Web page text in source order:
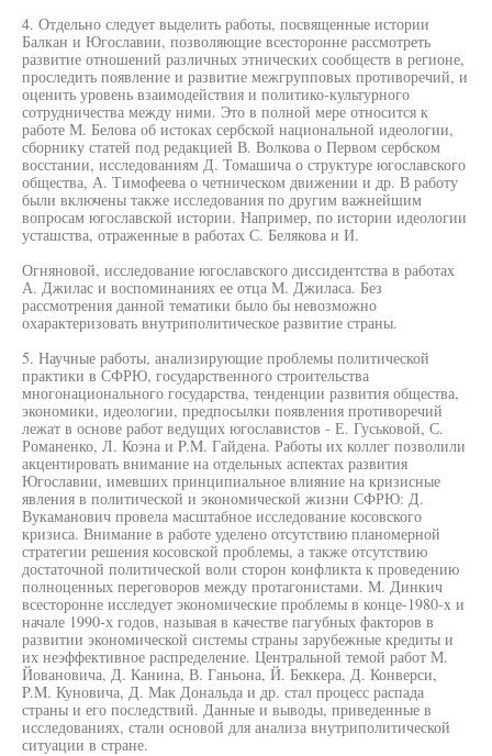
4. Отдельно следует выделить работы, посвященные истории
Балкан и Югославии, позволяющие всесторонне рассмотреть
развитие отношений различных этнических сообществ в регионе,
проследить появление и развитие межгрупповых противоречий, и
оценить уровень взаимодействия и политико-культурного
сотрудничества между ними. Это в полной мере относится к
работе М. Белова об истоках сербской национальной идеологии,
сборнику статей под редакцией В. Волкова о Первом сербском
восстании, исследованиям Д. Томашича о структуре югославского
общества, А. Тимофеева о четническом движении и др. В работу
были включены также исследования по другим важнейшим
вопросам югославской истории. Например, по истории идеологии
усташства, отраженные в работах С. Белякова и И.
Огняновой, исследование югославского диссидентства в работах
А. Джилас и воспоминаниях ее отца М. Джиласа. Без
рассмотрения данной тематики было бы невозможно
охарактеризовать внутриполитическое развитие страны.
5. Научные работы, анализирующие проблемы политической
практики в СФРЮ, государственного строительства
многонационального государства, тенденции развития общества,
экономики, идеологии, предпосылки появления противоречий
лежат в основе работ ведущих югославистов - Е. Гуськовой, С.
Романенко, Л. Коэна и P.M. Гайдена. Работы их коллег позволили
акцентировать внимание на отдельных аспектах развития
Югославии, имевших принципиальное влияние на кризисные
явления в политической и экономической жизни СФРЮ: Д.
Вукаманович провела масштабное исследование косовского
кризиса. Внимание в работе уделено отсутствию планомерной
стратегии решения косовской проблемы, а также отсутствию
достаточной политической воли сторон конфликта к проведению
полноценных переговоров между протагонистами. М. Динкич
всесторонне исследует экономические проблемы в конце-1980-x и
начале 1990-х годов, называя в качестве пагубных факторов в
развитии экономической системы страны зарубежные кредиты и
их неэффективное распределение. Центральной темой работ М.
Йовановича, Д. Канина, В. Ганьона, Й. Беккера, Д. Конверси,
P.M. Куновича, Д. Мак Дональда и др. стал процесс распада
страны и его последствий. Данные и выводы, приведенные в
исследованиях, стали основой для анализа внутриполитической
ситуации в стране.